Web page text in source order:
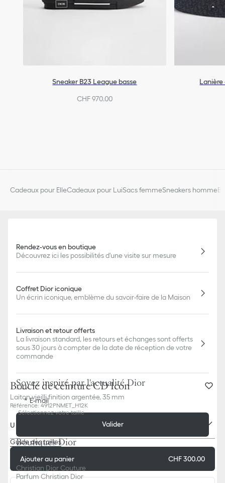
Boucle de ceinture CD Icon
Laiton vieilli finition argentée, 35 mm
Référence: 4912PNMET_H12K
Sélectionnez votre taille
U
Guide des tailles
Ajouter au panier CHF 300.00
Sneaker B23 League basse
CHF 970.00
Lanière
Cadeaux pour ElleCadeaux pour LuiSacs femmeSneakers homme
Rendez-vous en boutique
Découvrez ici les possibilités d'une visite sur mesure
Coffret Dior iconique
Un écrin iconique, emblème du savoir-faire de la Maison
Livraison et retour offerts
La livraison standard, les retours et échanges sont offerts
sous 30 jours à compter de la date de réception de votre
commande
Soyez inspiré par l'actualité Dior
E-mail
Valider
Boutiques Dior
Christian Dior Couture
Parfum Christian Dior